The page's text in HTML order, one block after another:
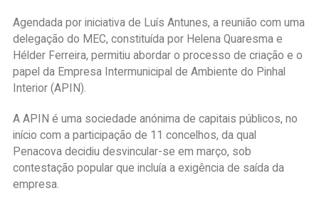
Agendada por iniciativa de Luís Antunes, a reunião com uma
delegação do MEC, constituída por Helena Quaresma e
Hélder Ferreira, permitiu abordar o processo de criação e o
papel da Empresa Intermunicipal de Ambiente do Pinhal
Interior (APIN).
A APIN é uma sociedade anónima de capitais públicos, no
início com a participação de 11 concelhos, da qual
Penacova decidiu desvincular-se em março, sob
contestação popular que incluía a exigência de saída da
empresa.